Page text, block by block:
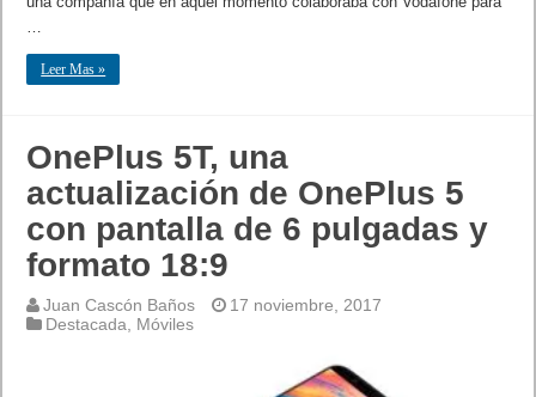
…
Leer Mas »
OnePlus 5T, una
actualización de OnePlus 5
con pantalla de 6 pulgadas y
formato 18:9
Juan Cascón Baños
17 noviembre, 2017
Destacada, Móviles